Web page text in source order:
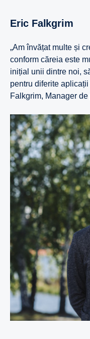
Eric Falkgrim
„Am învățat multe și
conform căreia este
inițial unii dintre noi,
pentru diferite
Falkgrim, Manager